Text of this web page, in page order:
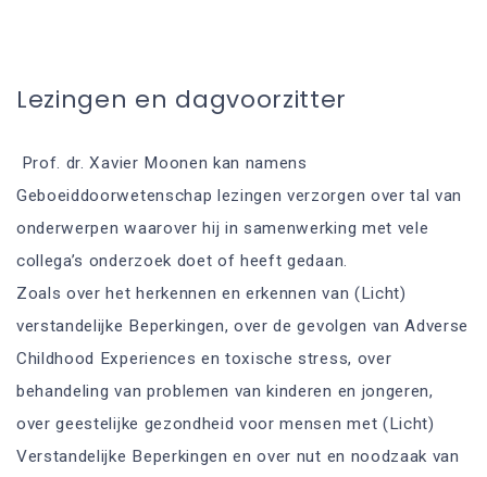
Lezingen en dagvoorzitter
Prof. dr. Xavier Moonen kan namens
Geboeiddoorwetenschap lezingen verzorgen over tal van
onderwerpen waarover hij in samenwerking met vele
collega’s onderzoek doet of heeft gedaan.
Zoals over het herkennen en erkennen van (Licht)
verstandelijke Beperkingen, over de gevolgen van Adverse
Childhood Experiences en toxische stress, over
behandeling van problemen van kinderen en jongeren,
over geestelijke gezondheid voor mensen met (Licht)
Verstandelijke Beperkingen en over nut en noodzaak van